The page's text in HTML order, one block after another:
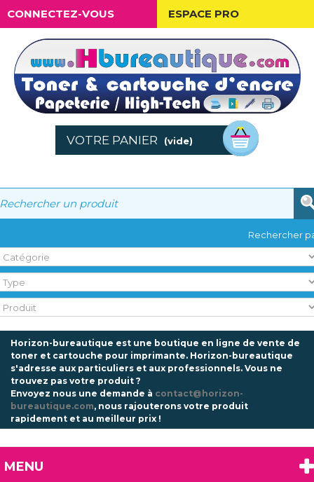
CONNECTEZ-VOUS ESPACE PRO
VOTRE PANIER (vide)
Rechercher
Horizon-bureautique est une boutique en ligne de vente de
toner et cartouche pour imprimante. Horizon-bureautique
s'adresse aux particuliers et aux professionnels. Vous ne
trouvez pas votre produit ?
Envoyez nous une demande à contact@horizon-
bureautique.com, nous rajouterons votre produit
rapidement et au meilleur prix !
MENU